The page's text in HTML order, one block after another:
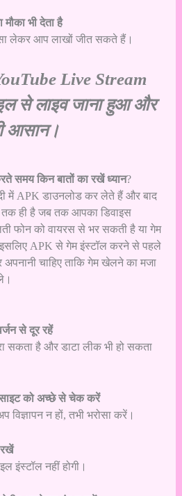
मौका भी देता है
लेकर आप लाखों जीत सकते हैं।
Live Stream
से लाइव जाना हुआ और
आसान।
समय किन बातों का रखें ध्यान?
में APK डाउनलोड कर लेते हैं और बाद
तक ही है जब तक आपका डिवाइस
फोन को वायरस से भर सकती है या गेम
APK से गेम इंस्टॉल करने से पहले
चाहिए ताकि गेम खेलने का मजा
से दूर रहें
है और डाटा लीक भी हो सकता
को अच्छे से चेक करें
विज्ञापन न हों, तभी भरोसा करें।
इंस्टॉल नहीं होगी।